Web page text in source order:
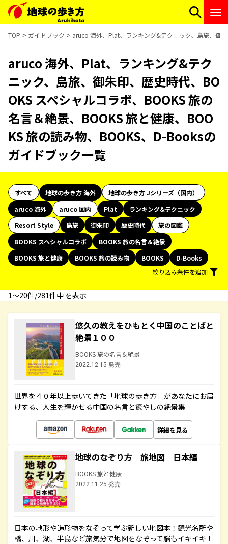
TOP ガイドブック aruco 海外、Plat、ランキング&テクニック、島旅、御
aruco 海外、Plat、ランキング&テク
ニック、島旅、御朱印、歴史時代、BO
OKS スペシャルコラボ、BOOKS 旅の
名言＆絶景、BOOKS 旅と健康、BOO
KS 旅の読み物、BOOKS、D-Booksの
ガイドブック一覧
すべて 地球の歩き方 海外
地球の歩き方 Jシリーズ（国内）
aruco 海外
aruco 国内 Plat
ランキング&テクニック
Resort Style
島旅 御朱印 歴史時代
旅の図鑑
BOOKS スペシャルコラボ
BOOKS 旅の名言＆絶景
BOOKS 旅と健康
BOOKS 旅の読み物 BOOKS
D-Books
絞り込み条件を追加
1〜20件/281件中 を表示
悠久の教えをひもとく中国のことばと
絶景１００
BOOKS 旅の名言＆絶景
2022.12.15 発売
世界を４０年以上歩いてきた「地球の歩き方」があなたにお届
けする、人生を輝かせる中国の名言と癒やしの絶景集
詳細を見る
地球のなぞり方 旅地図 日本編
BOOKS 旅と健康
2022.11.25 発売
日本の地形や造形物をなぞって学ぶ新しい地図本！観光名所や
橋、川、湖、半島など旅気分で地図をなぞって脳もイキイキ！